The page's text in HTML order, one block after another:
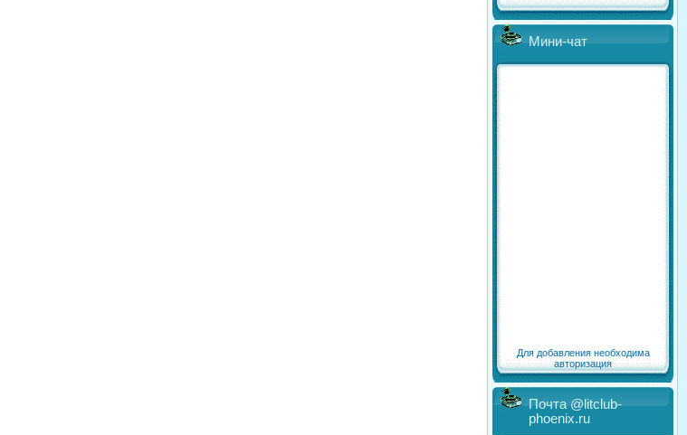
Мини-чат
Для добавления необходима
авторизация
Почта @litclub-
phoenix.ru